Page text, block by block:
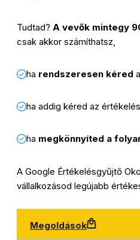
Tudtad? A vevők mintegy
csak akkor számíthatsz,
ha rendszeresen kéred
ha addig kéred az
ha megkönnyíted a
A Google Értékelésgyűjtő
vállalkozásod legújabb
Megoldások